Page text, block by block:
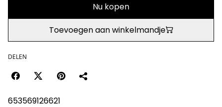
Nu kopen
Toevoegen aan winkelmandje
DELEN
653569126621